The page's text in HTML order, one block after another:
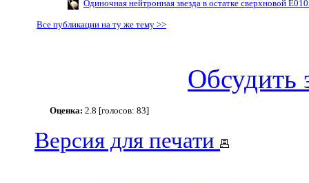
Одиночная нейтронная звезда в остатке сверхновой
Все публикации на ту же тему >>
Обсудить
Оценка: 2.8 [голосов: 83]
Версия для печати